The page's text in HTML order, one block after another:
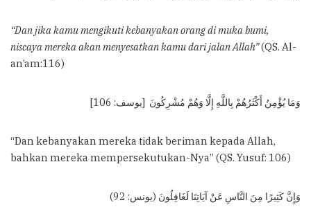
“Dan jika kamu mengikuti kebanyakan orang di muka bumi,
niscaya mereka akan menyesatkan kamu dari jalan Allah”(QS. Al-
an’am:116)
وَمَا يُؤْمِنُ أَكْثَرُهُمْ بِاللَّهِ إِلَّا وَهُمْ مُشْرِكُونَ [يوسف: 106]
“Dan kebanyakan mereka tidak beriman kepada Allah,
bahkan mereka mempersekutukan-Nya” (QS. Yusuf: 106)
وَإِنَّ كَثِيرًا مِنَ النَّاسِ عَنْ آيَاتِنَا لَغَافِلُونَ (يونس: 92)